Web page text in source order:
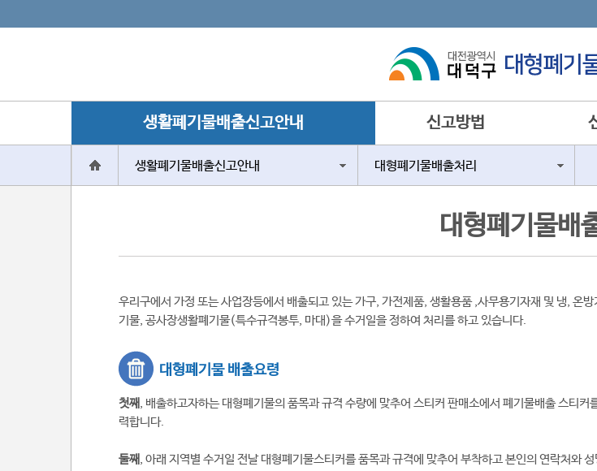
생활폐기물배출신고안내 신고방법
생활폐기물배출신고안내 대형폐기물배출처리
대형폐기물배
우리구에서 가정 또는 사업장등에서 배출되고 있는 가구, 가전제품, 생활용품 ,사무용기자재 및 냉, 온
기물, 공사장생활폐기물(특수규격봉투, 마대)을 수거일을 정하여 처리를 하고 있습니다.
대형폐기물 배출요령
첫째, 배출하고자하는 대형폐기물의 품목과 규격 수량에 맞추어 스티커 판매소에서 폐기물배출 스티
력합니다.
둘째, 아래 지역별 수거일 전날 대형폐기물스티커를 품목과 규격에 맞추어 부착하고 본인의 연락처와